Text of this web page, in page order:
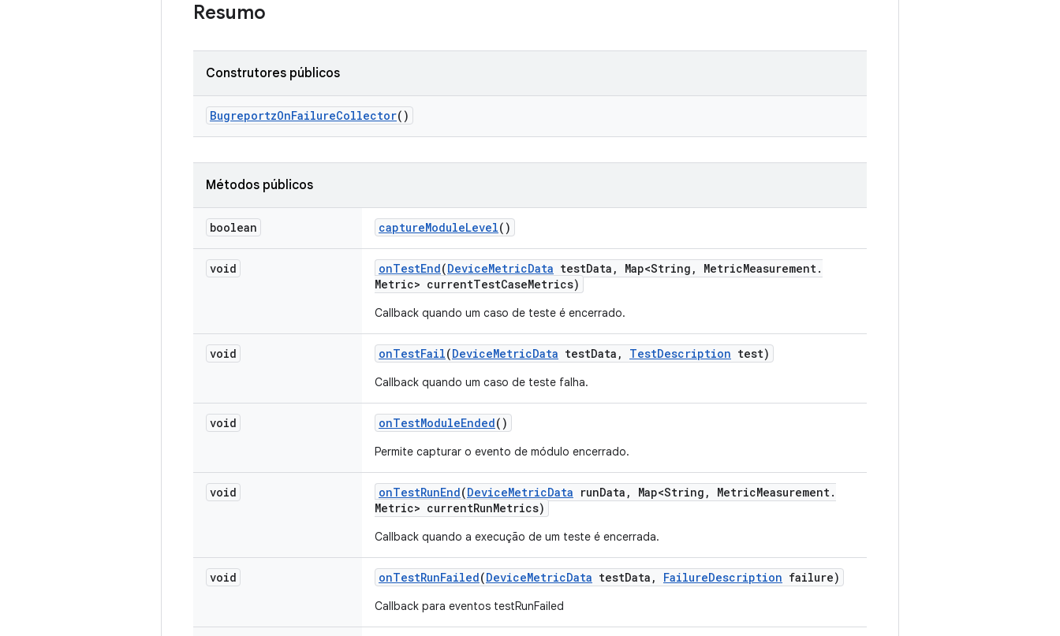
Resumo
Construtores públicos
BugreportzOnFailureCollector()
Métodos públicos
boolean captureModuleLevel()
void onTestEnd(DeviceMetricData testData , Map<String , MetricMeasurement.
Metric> currentTestCaseMetrics)
Callback quando um caso de teste é encerrado.
void onTestFail(DeviceMetricData testData , TestDescription test)
Callback quando um caso de teste falha.
void onTestModuleEnded()
Permite capturar o evento de módulo encerrado.
void onTestRunEnd(DeviceMetricData runData , Map<String , MetricMeasurement.
Metric> currentRunMetrics)
Callback quando a execução de um teste é encerrada.
void onTestRunFailed(DeviceMetricData testData , FailureDescription failure)
Callback para eventos testRunFailed